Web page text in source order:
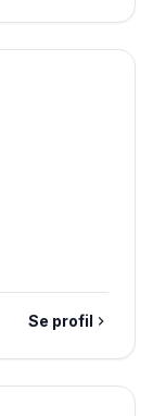
Se profil